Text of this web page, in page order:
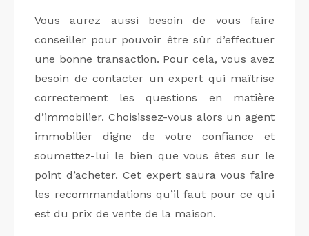
Vous aurez aussi besoin de vous faire
conseiller pour pouvoir être sûr d’effectuer
une bonne transaction. Pour cela, vous avez
besoin de contacter un expert qui maîtrise
correctement les questions en matière
d’immobilier. Choisissez-vous alors un agent
immobilier digne de votre confiance et
soumettez-lui le bien que vous êtes sur le
point d’acheter. Cet expert saura vous faire
les recommandations qu’il faut pour ce qui
est du prix de vente de la maison.